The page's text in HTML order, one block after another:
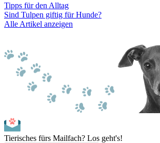
Tipps für den Alltag
Sind Tulpen giftig für Hunde?
Alle Artikel anzeigen
Tierisches fürs Mailfach? Los geht's!